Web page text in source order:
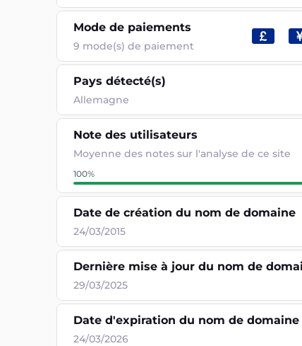
Mode de paiements
9 mode(s) de paiement
Pays détecté(s)
Allemagne
Note des utilisateurs
Moyenne des notes sur l'analyse de ce site
100%
Date de création du nom de domaine
24/03/2015
Dernière mise à jour du nom de
29/03/2025
Date d'expiration du nom de domaine
24/03/2026